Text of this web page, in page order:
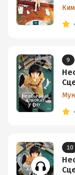
9
10